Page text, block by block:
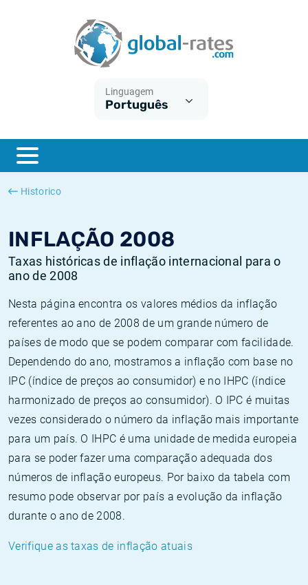
Linguagem
Português
Historico
INFLAÇÃO 2008
Taxas históricas de inflação internacional para o
ano de 2008
Nesta página encontra os valores médios da inflação
referentes ao ano de 2008 de um grande número de
países de modo que se podem comparar com facilidade.
Dependendo do ano, mostramos a inflação com base no
IPC (índice de preços ao consumidor) e no IHPC (índice
harmonizado de preços ao consumidor). O IPC é muitas
vezes considerado o número da inflação mais importante
para um país. O IHPC é uma unidade de medida europeia
para se poder fazer uma comparação adequada dos
números de inflação europeus. Por baixo da tabela com
resumo pode observar por país a evolução da inflação
durante o ano de 2008.
Verifique as taxas de inflação atuais
ESTER
SONIA
O que é a inflação do IPC?
O que é a inflação do IHPC?
Inflação Estados Unidos
Inflação Europa
Taxas Euribor históricas
Taxas ESTER históricas
Taxas SONIA históricas
Taxas TONAR históricas
Calculadora de inflação